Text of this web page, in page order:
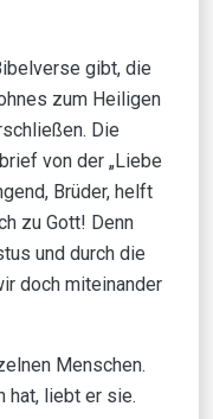
gibt, die
zum Heiligen
Die
von der „Liebe
Brüder, helft
zu Gott! Denn
und durch die
doch miteinander
Menschen.
hat, liebt er sie.